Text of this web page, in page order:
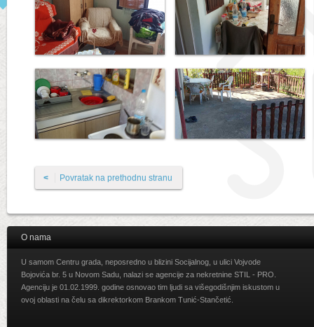
< Povratak na prethodnu stranu
O nama
U samom Centru grada, neposredno u blizini Socijalnog, u ulici Vojvode
Bojovića br. 5 u Novom Sadu, nalazi se agencije za nekretnine STIL - PRO.
Agenciju je 01.02.1999. godine osnovao tim ljudi sa višegodišnjim iskustom u
ovoj oblasti na čelu sa dikrektorkom Brankom Tunić-Stančetić.